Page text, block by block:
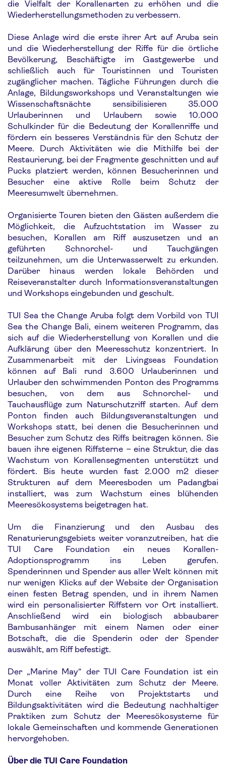
die Vielfalt der Korallenarten zu erhöhen und die
Wiederherstellungsmethoden zu verbessern.
Diese Anlage wird die erste ihrer Art auf Aruba sein
und die Wiederherstellung der Riffe für die örtliche
Bevölkerung, Beschäftigte im Gastgewerbe und
schließlich auch für Touristinnen und Touristen
zugänglicher machen. Tägliche Führungen durch die
Anlage, Bildungsworkshops und Veranstaltungen wie
Wissenschaftsnächte sensibilisieren 35.000
Urlauberinnen und Urlaubern sowie 10.000
Schulkinder für die Bedeutung der Korallenriffe und
fördern ein besseres Verständnis für den Schutz der
Meere. Durch Aktivitäten wie die Mithilfe bei der
Restaurierung, bei der Fragmente geschnitten und auf
Pucks platziert werden, können Besucherinnen und
Besucher eine aktive Rolle beim Schutz der
Meeresumwelt übernehmen.
Organisierte Touren bieten den Gästen außerdem die
Möglichkeit, die Aufzuchtstation im Wasser zu
besuchen, Korallen am Riff auszusetzen und an
geführten Schnorchel- und Tauchgängen
teilzunehmen, um die Unterwasserwelt zu erkunden.
Darüber hinaus werden lokale Behörden und
Reiseveranstalter durch Informationsveranstaltungen
und Workshops eingebunden und geschult.
TUI Sea the Change Aruba folgt dem Vorbild von TUI
Sea the Change Bali, einem weiteren Programm, das
sich auf die Wiederherstellung von Korallen und die
Aufklärung über den Meeresschutz konzentriert. In
Zusammenarbeit mit der Livingseas Foundation
können auf Bali rund 3.600 Urlauberinnen und
Urlauber den schwimmenden Ponton des Programms
besuchen, von dem aus Schnorchel- und
Tauchausflüge zum Naturschutzriff starten. Auf dem
Ponton finden auch Bildungsveranstaltungen und
Workshops statt, bei denen die Besucherinnen und
Besucher zum Schutz des Riffs beitragen können. Sie
bauen ihre eigenen Riffsterne – eine Struktur, die das
Wachstum von Korallensegmenten unterstützt und
fördert. Bis heute wurden fast 2.000 m2 dieser
Strukturen auf dem Meeresboden um Padangbai
installiert, was zum Wachstum eines blühenden
Meeresökosystems beigetragen hat.
Um die Finanzierung und den Ausbau des
Renaturierungsgebiets weiter voranzutreiben, hat die
TUI Care Foundation ein neues Korallen-
Adoptionsprogramm ins Leben gerufen.
Spenderinnen und Spender aus aller Welt können mit
nur wenigen Klicks auf der Website der Organisation
einen festen Betrag spenden, und in ihrem Namen
wird ein personalisierter Riffstern vor Ort installiert.
Anschließend wird ein biologisch abbaubarer
Bambusanhänger mit einem Namen oder einer
Botschaft, die die Spenderin oder der Spender
auswählt, am Riff befestigt.
Der „Marine May“ der TUI Care Foundation ist ein
Monat voller Aktivitäten zum Schutz der Meere.
Durch eine Reihe von Projektstarts und
Bildungsaktivitäten wird die Bedeutung nachhaltiger
Praktiken zum Schutz der Meeresökosysteme für
lokale Gemeinschaften und kommende Generationen
hervorgehoben.
Über die TUI Care Foundation